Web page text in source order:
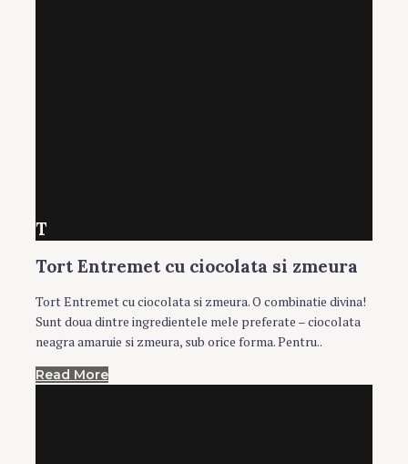
T
Tort Entremet cu ciocolata si zmeura
Tort Entremet cu ciocolata si zmeura. O combinatie divina!
Sunt doua dintre ingredientele mele preferate – ciocolata
neagra amaruie si zmeura, sub orice forma. Pentru..
Read More